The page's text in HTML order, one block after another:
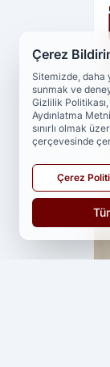
Çerez
Sitemizde, daha
sunmak ve
Gizlilik
Aydınlatma
sınırlı olmak
çerçevesinde
Çerez